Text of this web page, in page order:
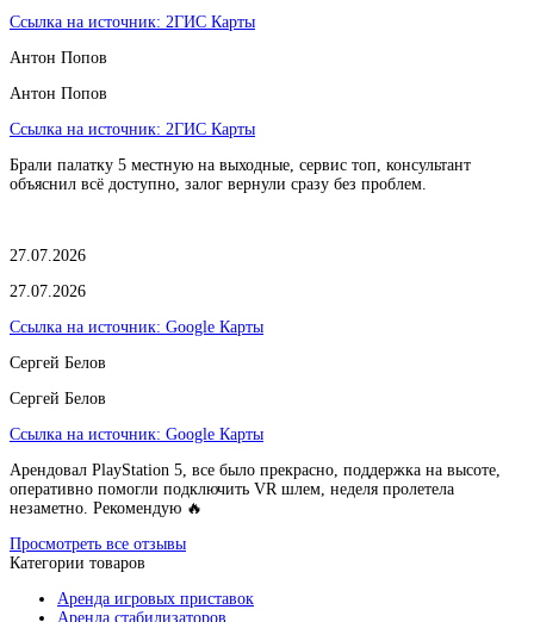
Ссылка на источник: 2ГИС Карты
Антон Попов
Антон Попов
Ссылка на источник: 2ГИС Карты
Брали палатку 5 местную на выходные, сервис топ, консультант
объяснил всё доступно, залог вернули сразу без проблем.
27.07.2026
27.07.2026
Ссылка на источник: Google Карты
Сергей Белов
Сергей Белов
Ссылка на источник: Google Карты
Арендовал PlayStation 5, все было прекрасно, поддержка на высоте,
оперативно помогли подключить VR шлем, неделя пролетела
незаметно. Рекомендую 🔥
Просмотреть все отзывы
Категории товаров
Аренда игровых приставок
Аренда стабилизаторов